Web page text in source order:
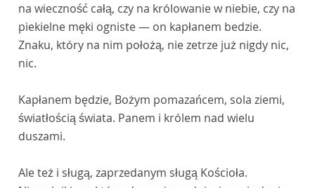
na wieczność całą, czy na królowanie w niebie, czy na
piekielne męki ogniste — on kapłanem bedzie.
Znaku, który na nim położą, nie zetrze już nigdy nic,
nic.
Kapłanem będzie, Bożym pomazańcem, sola ziemi,
światłością świata. Panem i królem nad wielu
duszami.
Ale też i sługą, zaprzedanym sługą Kościoła.